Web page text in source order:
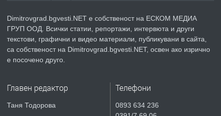
преди 4 месеца
ПРЕДЛАГА Професионални курсове
Dimitrovgrad.bgvesti.NET е собственост на ЕСКОМ МЕДИА
ГРУП ООД. Всички статии, репортажи, интервюта и други
текстови, графични и видео материали, публикувани в сайта,
са собственост на Dimitrovgrad.bgvesti.NET, освен ако изрично
е посочено друго.
Главен редактор
Таня Тодорова
Телефони
0893 634 236